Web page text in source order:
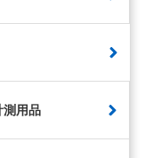
測用品